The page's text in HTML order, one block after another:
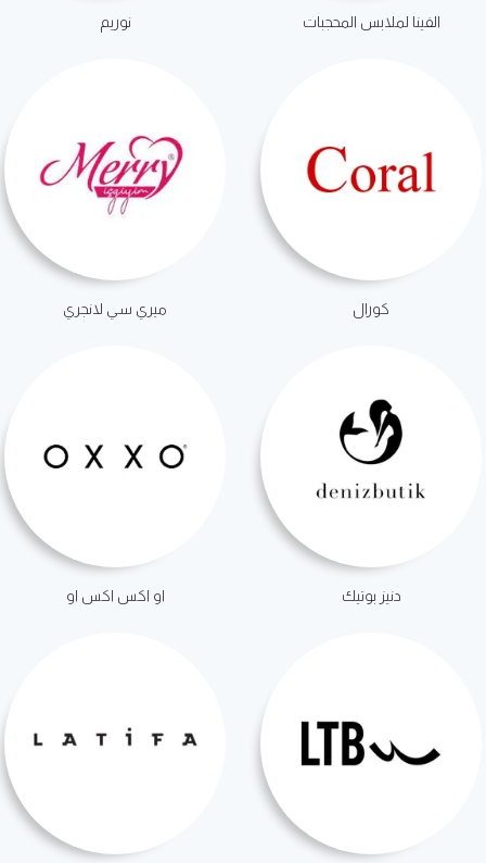
الفينا لملابس المحجبات نوريم
كورال ميري سي لانجري
دنيز بوتيك او اكس اكس او